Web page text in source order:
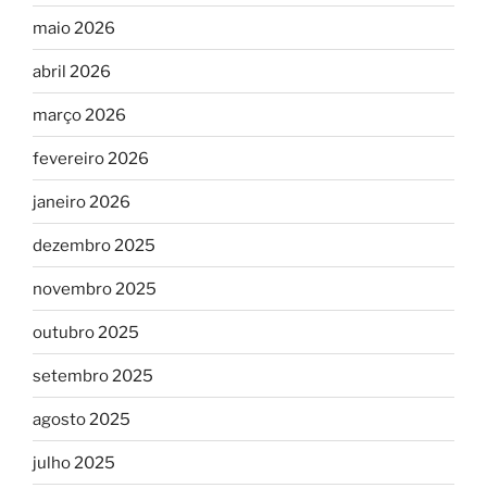
maio 2026
abril 2026
março 2026
fevereiro 2026
janeiro 2026
dezembro 2025
novembro 2025
outubro 2025
setembro 2025
agosto 2025
julho 2025